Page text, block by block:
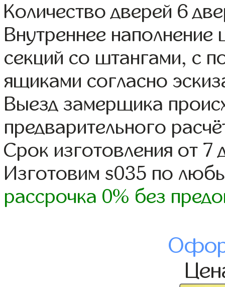
Количество дверей 6
Внутреннее
секций со штангами, с
ящиками согласно
Выезд замерщика
предварительного
Срок изготовления от 7
Изготовим s035 по
рассрочка 0% без